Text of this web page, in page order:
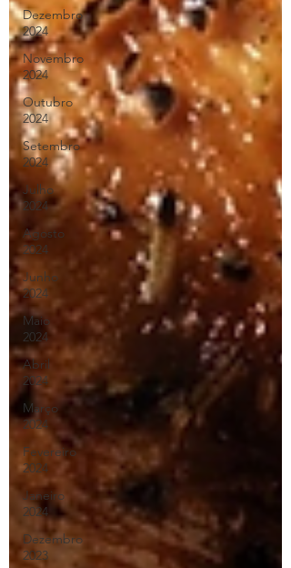
Dezembro
2024
Novembro
2024
Outubro
2024
Setembro
2024
Julho
2024
Agosto
2024
Junho
2024
Maio
2024
Abril
2024
Março
2024
Fevereiro
2024
Janeiro
2024
Dezembro
2023